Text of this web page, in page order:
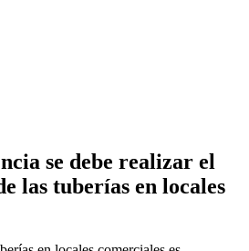
se debe realizar el
las tuberías en locales